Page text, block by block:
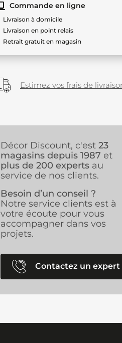
Commande en ligne
Livraison à domicile
Livraison en point relais
Retrait gratuit en magasin
Estimez vos frais de
Décor Discount, c'est 23
magasins depuis 1987 et
plus de 200 experts au
service de nos clients.
Besoin d’un conseil ?
Notre service clients est à
votre écoute pour vous
accompagner dans vos
projets.
Contactez un expert